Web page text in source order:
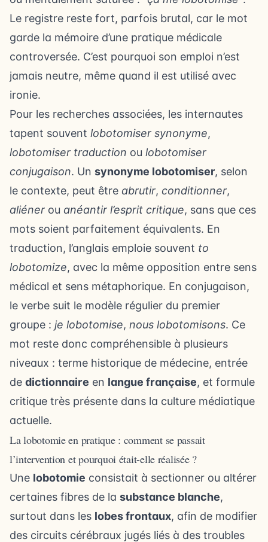
Le registre reste fort, parfois brutal, car le mot
garde la mémoire d’une pratique médicale
controversée. C’est pourquoi son emploi n’est
jamais neutre, même quand il est utilisé avec
ironie.
Pour les recherches associées, les internautes
tapent souvent lobotomiser synonyme,
lobotomiser traduction ou lobotomiser
conjugaison. Un synonyme lobotomiser, selon
le contexte, peut être abrutir, conditionner,
aliéner ou anéantir l’esprit critique, sans que ces
mots soient parfaitement équivalents. En
traduction, l’anglais emploie souvent to
lobotomize, avec la même opposition entre sens
médical et sens métaphorique. En conjugaison,
le verbe suit le modèle régulier du premier
groupe : je lobotomise, nous lobotomisons. Ce
mot reste donc compréhensible à plusieurs
niveaux : terme historique de médecine, entrée
de dictionnaire en langue française, et formule
critique très présente dans la culture médiatique
actuelle.
La lobotomie en pratique : comment se passait
l’intervention et pourquoi était-elle réalisée ?
Une lobotomie consistait à sectionner ou altérer
certaines fibres de la substance blanche,
surtout dans les lobes frontaux, afin de modifier
des circuits cérébraux jugés liés à des troubles